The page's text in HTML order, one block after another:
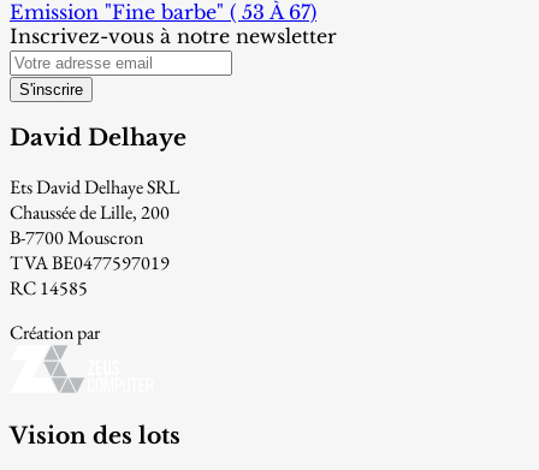
Emission "Fine barbe" ( 53 À 67)
Inscrivez-vous à notre newsletter
S'inscrire
David Delhaye
Ets David Delhaye SRL
Chaussée de Lille, 200
B-7700 Mouscron
TVA BE0477597019
RC 14585
Création par
Vision des lots